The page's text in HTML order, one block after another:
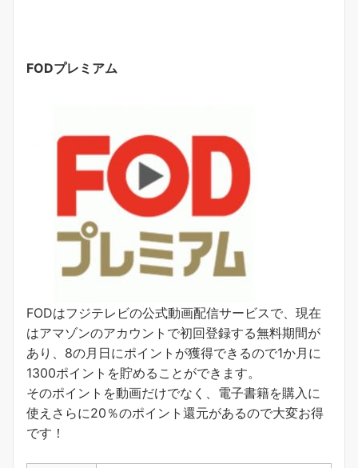
FODプレミアム
FODはフジテレビの公式動画配信サービスで、現在
はアマゾンのアカウントで初回登録する無料期間が
あり、8の月日にポイントが獲得できるので1か月に
1300ポイントを貯めることができます。
そのポイントを動画だけでなく、電子書籍を購入に
使えさらに20％のポイント還元があるので大変お得
です！